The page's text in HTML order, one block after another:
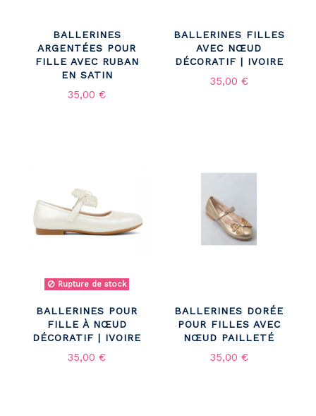
BALLERINES
ARGENTÉES POUR
FILLE AVEC RUBAN
EN SATIN
35,00 €
BALLERINES FILLES
AVEC NŒUD
DÉCORATIF | IVOIRE
35,00 €
Rupture de stock
BALLERINES POUR
FILLE À NŒUD
DÉCORATIF | IVOIRE
35,00 €
BALLERINES DORÉE
POUR FILLES AVEC
NŒUD PAILLETÉ
35,00 €